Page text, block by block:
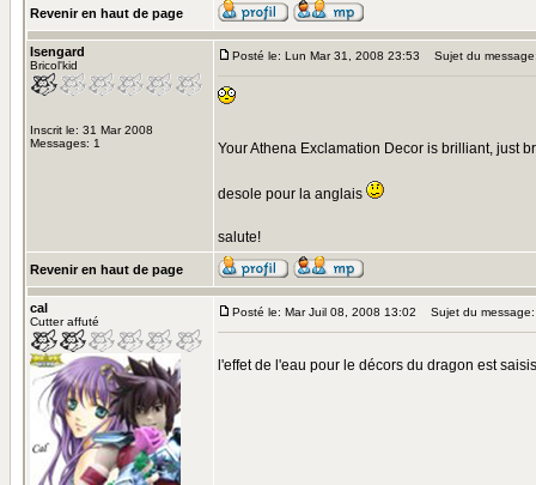
Revenir en haut de page
Isengard
Bricol'kid
Inscrit le: 31 Mar 2008
Messages: 1
Posté le: Lun Mar 31, 2008 23:53 Sujet du
Your Athena Exclamation Decor is brilliant, just
desole pour la anglais
salute!
Revenir en haut de page
cal
Cutter affuté
Posté le: Mar Juil 08, 2008 13:02 Sujet du message:
l'effet de l'eau pour le décors du dragon est